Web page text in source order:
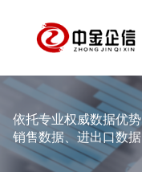
依托专业权威数据优
销售数据、进出口数